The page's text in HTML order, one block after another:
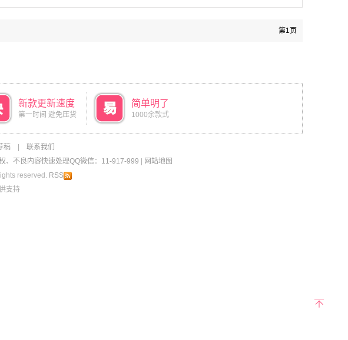
第1页
新款更新速度
第一时间 避免压货
简单明了
1000余款式
稿
联系我们
、不良内容快速处理QQ微信：11-917-999
网站地图
reserved. RSS
支持